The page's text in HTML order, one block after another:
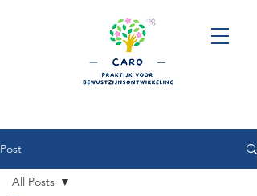
Post
All Posts